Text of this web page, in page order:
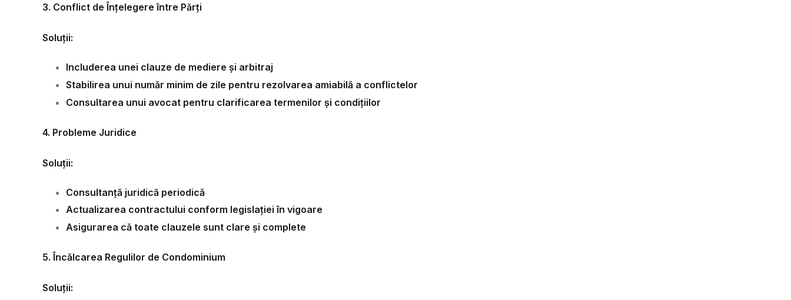
3. Conflict de Înțelegere între Părți
Soluții:
Includerea unei clauze de mediere și arbitraj
Stabilirea unui număr minim de zile pentru rezolvarea amiabilă a conflictelor
Consultarea unui avocat pentru clarificarea termenilor și condițiilor
4. Probleme Juridice
Soluții:
Consultanță juridică periodică
Actualizarea contractului conform legislației în vigoare
Asigurarea că toate clauzele sunt clare și complete
5. Încălcarea Regulilor de Condominium
Soluții: